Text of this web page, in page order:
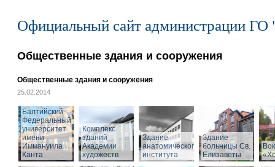
Официальный сайт администрации ГО
Общественные здания и сооружения
Общественные здания и сооружения
25.02.2014
Балтийский
Федеральный
университет
имени
Иммануила
Канта
Комплекс
зданий
Академии
художеств
Здание
анатомического
института
Здание
больницы Св.
Елизаветы